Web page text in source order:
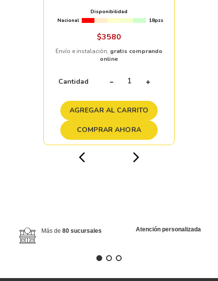
Disponibilidad
Nacional
18pzs
$3580
Envío e instalación, gratis comprando
online
Cantidad ＋
－
AGREGAR AL CARRITO
COMPRAR AHORA
Más de 80 sucursales Atención personalizada